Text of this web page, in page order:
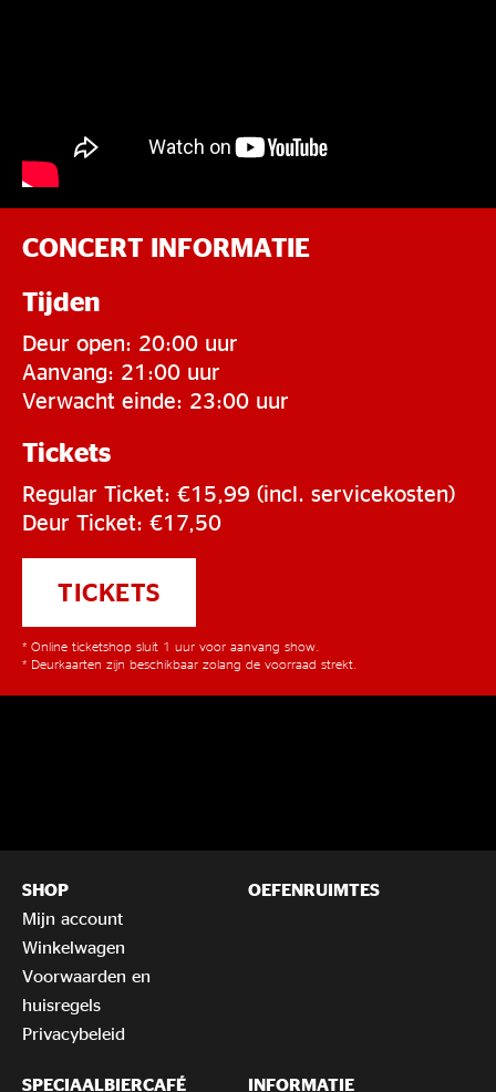
CONCERT INFORMATIE
Tijden
Deur open: 20:00 uur
Aanvang: 21:00 uur
Verwacht einde: 23:00 uur
Tickets
Regular Ticket: €15,99 (incl. servicekosten)
Deur Ticket: €17,50
TICKETS
* Online ticketshop sluit 1 uur voor aanvang show.
* Deurkaarten zijn beschikbaar zolang de voorraad strekt.
SHOP
Mijn account
Winkelwagen
Voorwaarden en
huisregels
Privacybeleid
OEFENRUIMTES
SPECIAALBIERCAFÉ INFORMATIE